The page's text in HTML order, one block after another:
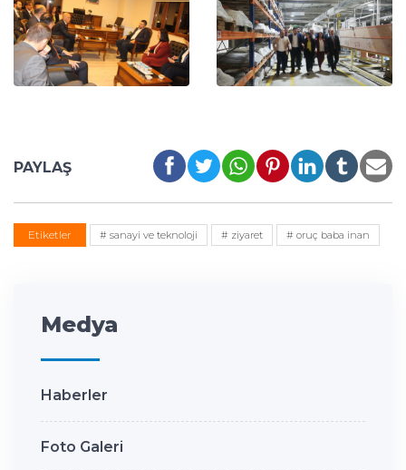
PAYLAŞ
Etiketler # sanayi ve teknoloji # ziyaret # oruç baba inan
Medya
Haberler
Foto Galeri